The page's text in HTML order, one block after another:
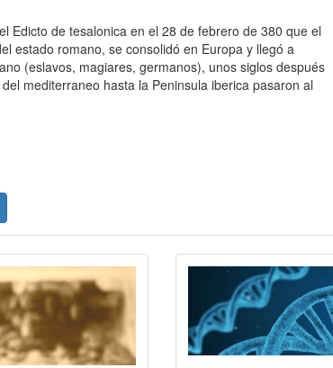
Edicto de tesalonica en el 28 de febrero de 380 que el
estado romano, se consolidó en Europa y llegó a
(eslavos, magiares, germanos), unos siglos después
mediterraneo hasta la Peninsula iberica pasaron al